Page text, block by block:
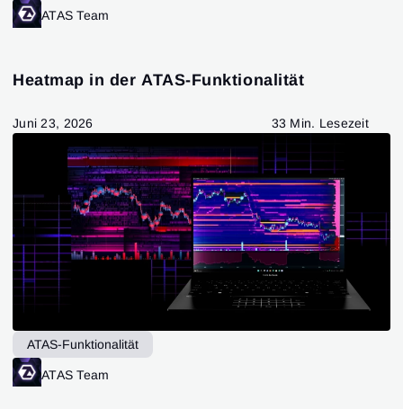
ATAS Team
Heatmap in der ATAS-Funktionalität
Juni 23, 2026 33 Min. Lesezeit
ATAS-Funktionalität
ATAS Team